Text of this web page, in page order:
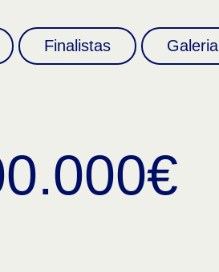
Finalistas Galeria